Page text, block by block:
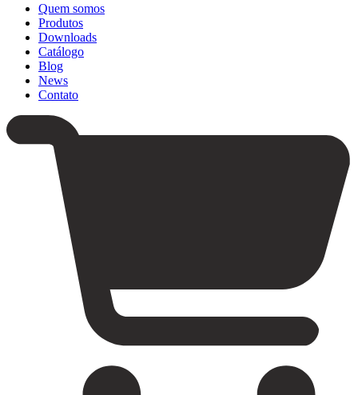
Quem somos
Produtos
Downloads
Catálogo
Blog
News
Contato